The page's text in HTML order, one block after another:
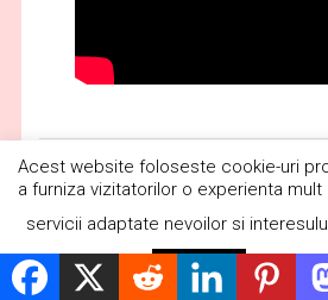
Publicitate
Acest website foloseste cookie-uri
a furniza vizitatorilor o experienta
servicii adaptate nevoilor si
Respinge Citește